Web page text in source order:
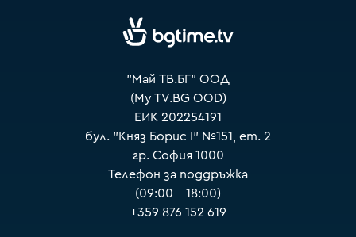
"Май ТВ.БГ" ООД
(My TV.BG OOD)
ЕИК 202254191
бул. "Княз Борис I" №151, ет. 2
гр. София 1000
Телефон за поддръжка
(09:00 – 18:00)
+359 876 152 619